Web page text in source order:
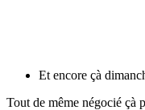
Et encore çà
Tout de même négocié çà